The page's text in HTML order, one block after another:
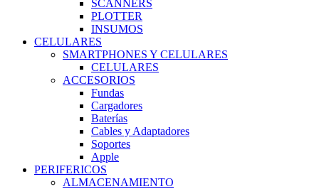
SCANNERS
PLOTTER
INSUMOS
CELULARES
SMARTPHONES Y CELULARES
CELULARES
ACCESORIOS
Fundas
Cargadores
Baterías
Cables y Adaptadores
Soportes
Apple
PERIFERICOS
ALMACENAMIENTO